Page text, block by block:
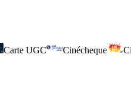
Carte UGC Cinécheque